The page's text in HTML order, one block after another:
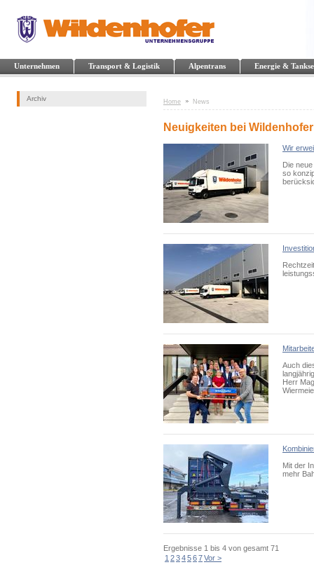
Unternehmen Transport & Logistik Alpentrans Energie &
Archiv Home News
Neuigkeiten bei Wildenhofer
Wir
Die
so
Auch
Herr
Mit der
mehr
Ergebnisse 1 bis 4 von gesamt 71
1 234567Vor >